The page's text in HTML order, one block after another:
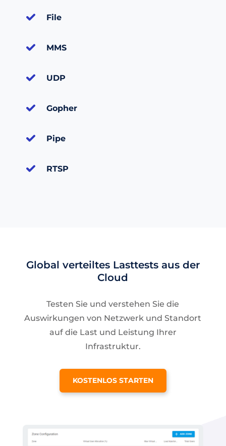
File
MMS
UDP
Gopher
Pipe
RTSP
Global verteiltes Lasttests aus der
Cloud
Testen Sie und verstehen Sie die
Auswirkungen von Netzwerk und Standort
auf die Last und Leistung Ihrer
Infrastruktur.
KOSTENLOS STARTEN